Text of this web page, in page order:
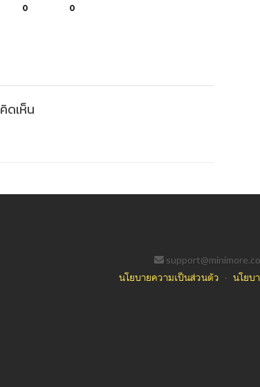
0 0
ดเห็น
นโยบายความเป็นส่วนตัว · นโยบ